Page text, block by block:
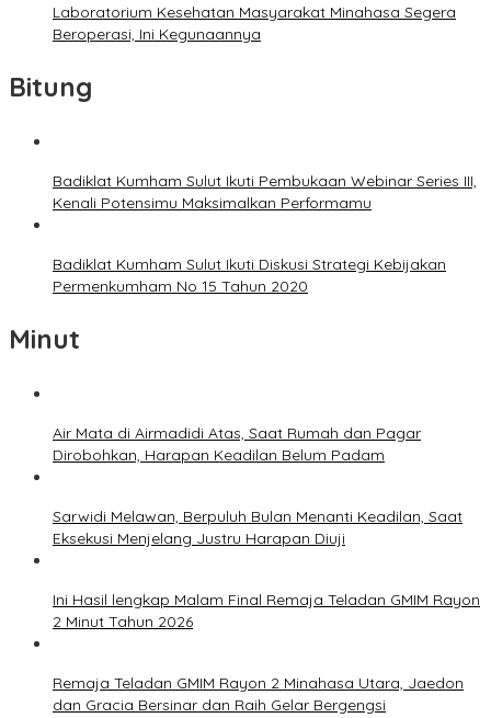
Laboratorium Kesehatan Masyarakat Minahasa Segera
Beroperasi, Ini Kegunaannya
Bitung
Badiklat Kumham Sulut Ikuti Pembukaan Webinar Series III,
Kenali Potensimu Maksimalkan Performamu
Badiklat Kumham Sulut Ikuti Diskusi Strategi Kebijakan
Permenkumham No 15 Tahun 2020
Minut
Air Mata di Airmadidi Atas, Saat Rumah dan Pagar
Dirobohkan, Harapan Keadilan Belum Padam
Sarwidi Melawan, Berpuluh Bulan Menanti Keadilan, Saat
Eksekusi Menjelang Justru Harapan Diuji
Ini Hasil lengkap Malam Final Remaja Teladan GMIM Rayon
2 Minut Tahun 2026
Remaja Teladan GMIM Rayon 2 Minahasa Utara, Jaedon
dan Gracia Bersinar dan Raih Gelar Bergengsi